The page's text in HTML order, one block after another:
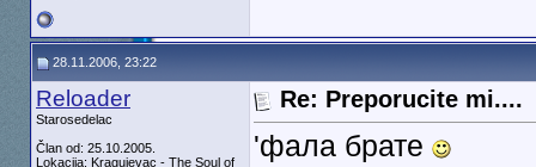
28.11.2006, 23:22
Reloader
Starosedelac
Član od: 25.10.2005.
Lokacija: Kragujevac - The Soul of
Re: Preporucite mi....
'фала брате